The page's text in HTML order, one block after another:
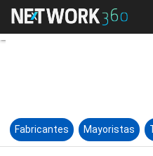
Fabricantes Mayoristas